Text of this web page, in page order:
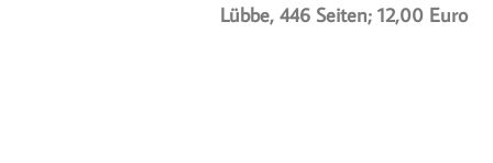
Lübbe, 446 Seiten; 12,00 Euro